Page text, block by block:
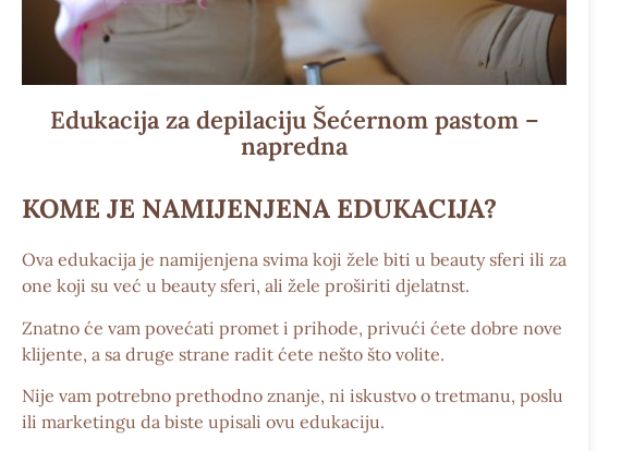
Edukacija za depilaciju Šećernom pastom –
napredna
KOME JE NAMIJENJENA EDUKACIJA?
Ova edukacija je namijenjena svima koji žele biti u beauty sferi ili za
one koji su već u beauty sferi, ali žele proširiti djelatnst.
Znatno će vam povećati promet i prihode, privući ćete dobre nove
klijente, a sa druge strane radit ćete nešto što volite.
Nije vam potrebno prethodno znanje, ni iskustvo o tretmanu, poslu
ili marketingu da biste upisali ovu edukaciju.